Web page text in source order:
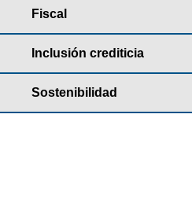
Fiscal
Inclusión crediticia
Sostenibilidad